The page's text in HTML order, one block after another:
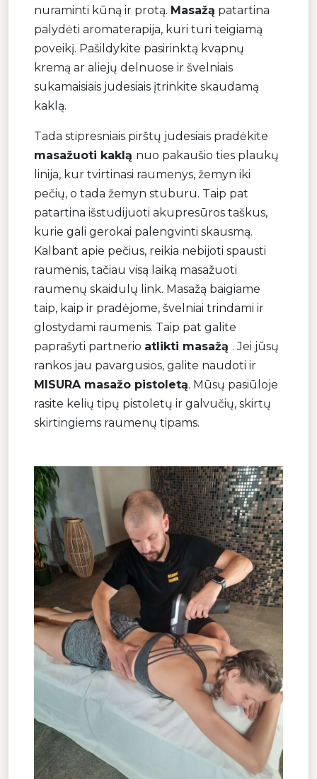
nuraminti kūną ir protą. Masažą patartina
palydėti aromaterapija, kuri turi teigiamą
poveikį. Pašildykite pasirinktą kvapnų
kremą ar aliejų delnuose ir švelniais
sukamaisiais judesiais įtrinkite skaudamą
kaklą.
Tada stipresniais pirštų judesiais pradėkite
masažuoti kaklą nuo pakaušio ties plaukų
linija, kur tvirtinasi raumenys, žemyn iki
pečių, o tada žemyn stuburu. Taip pat
patartina išstudijuoti akupresūros taškus,
kurie gali gerokai palengvinti skausmą.
Kalbant apie pečius, reikia nebijoti spausti
raumenis, tačiau visą laiką masažuoti
raumenų skaidulų link. Masažą baigiame
taip, kaip ir pradėjome, švelniai trindami ir
glostydami raumenis. Taip pat galite
paprašyti partnerio atlikti masažą . Jei jūsų
rankos jau pavargusios, galite naudoti ir
MISURA masažo pistoletą. Mūsų pasiūloje
rasite kelių tipų pistoletų ir galvučių, skirtų
skirtingiems raumenų tipams.